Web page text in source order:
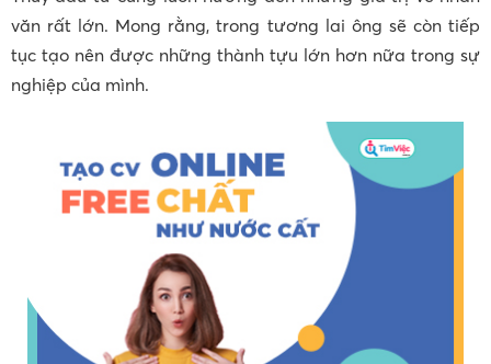
văn rất lớn. Mong rằng, trong tương lai ông sẽ còn tiếp
tục tạo nên được những thành tựu lớn hơn nữa trong sự
nghiệp của mình.